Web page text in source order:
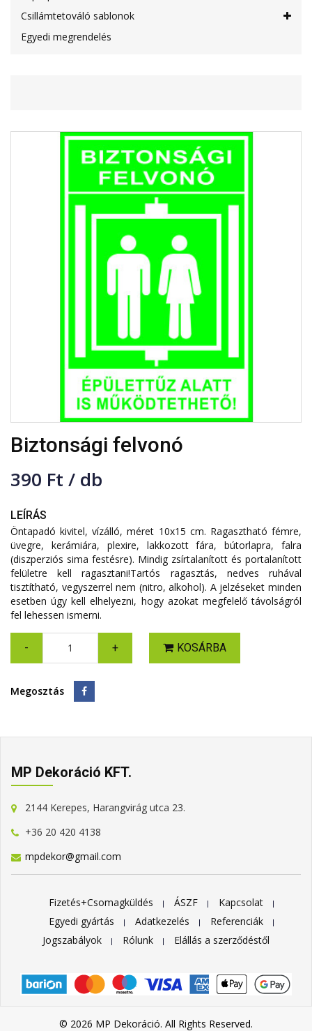
Csillámtetováló sablonok
Egyedi megrendelés
Biztonsági felvonó
390 Ft / db
LEÍRÁS
Öntapadó kivitel, vízálló, méret 10x15 cm. Ragasztható fémre,
üvegre, kerámiára, plexire, lakkozott fára, bútorlapra, falra
(diszperziós sima festésre). Mindig zsírtalanított és portalanított
felületre kell ragasztani!Tartós ragasztás, nedves ruhával
tisztítható, vegyszerrel nem (nitro, alkohol). A jelzéseket minden
esetben úgy kell elhelyezni, hogy azokat megfelelő távolságról
fel lehessen ismerni.
- + KOSÁRBA
Megosztás
MP Dekoráció KFT.
2144 Kerepes, Harangvirág utca 23.
+36 20 420 4138
mpdekor@gmail.com
Fizetés+Csomagküldés ÁSZF
Kapcsolat
Egyedi gyártás
Adatkezelés
Referenciák
Jogszabályok
Rólunk Elállás a szerződéstől
© 2026 MP Dekoráció. All Rights Reserved.